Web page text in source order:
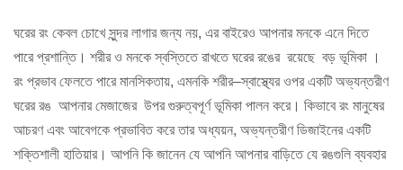
ঘরের রং কেবল চোখে সুন্দর লাগার জন্য নয়, এর বাইরেও আপনার মনকে এনে দিতে
পারে প্রশান্তি। শরীর ও মনকে স্বস্তিতে রাখতে ঘরের রঙের রয়েছে বড় ভূমিকা ।
রং প্রভাব ফেলতে পারে মানসিকতায়, এমনকি শরীর–স্বাস্থ্যের ওপর একটি অভ্যন্তরীণ
ঘরের রঙ আপনার মেজাজের উপর গুরুত্বপূর্ণ ভূমিকা পালন করে। কিভাবে রং মানুষের
আচরণ এবং আবেগকে প্রভাবিত করে তার অধ্যয়ন, অভ্যন্তরীণ ডিজাইনের একটি
শক্তিশালী হাতিয়ার। আপনি কি জানেন যে আপনি আপনার বাড়িতে যে রঙগুলি ব্যবহার